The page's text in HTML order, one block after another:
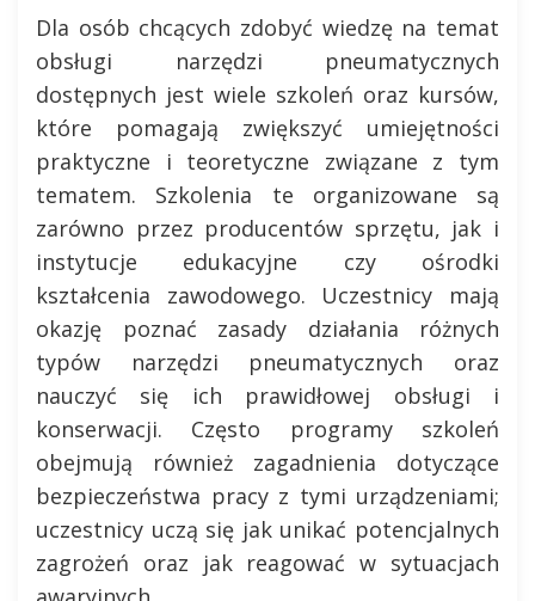
Dla osób chcących zdobyć wiedzę na temat
obsługi narzędzi pneumatycznych
dostępnych jest wiele szkoleń oraz kursów,
które pomagają zwiększyć umiejętności
praktyczne i teoretyczne związane z tym
tematem. Szkolenia te organizowane są
zarówno przez producentów sprzętu, jak i
instytucje edukacyjne czy ośrodki
kształcenia zawodowego. Uczestnicy mają
okazję poznać zasady działania różnych
typów narzędzi pneumatycznych oraz
nauczyć się ich prawidłowej obsługi i
konserwacji. Często programy szkoleń
obejmują również zagadnienia dotyczące
bezpieczeństwa pracy z tymi urządzeniami;
uczestnicy uczą się jak unikać potencjalnych
zagrożeń oraz jak reagować w sytuacjach